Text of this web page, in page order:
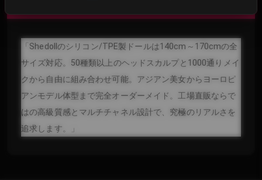
「Shedollのシリコン/TPE製ドールは140cm～170cmの全
サイズ対応。50種類以上のヘッドスカルプと1000通りメイ
クから自由に組み合わせ可能。アジアン美女からヨーロピ
アンモデル体型まで完全オーダーメイド。工場直販ならで
はの高級質感とマルチチャネル設計で、究極のリアルさを
追求します。」